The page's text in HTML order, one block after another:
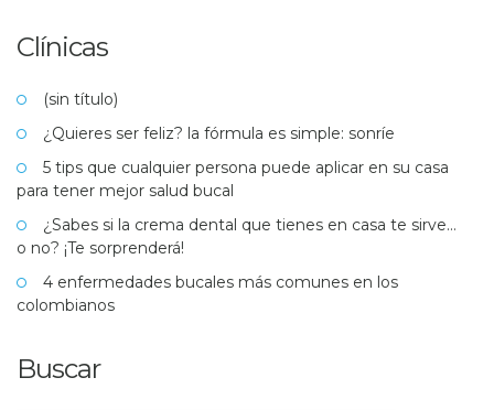
Clínicas
(sin título)
¿Quieres ser feliz? la fórmula es simple: sonríe
5 tips que cualquier persona puede aplicar en su casa
para tener mejor salud bucal
¿Sabes si la crema dental que tienes en casa te sirve…
o no? ¡Te sorprenderá!
4 enfermedades bucales más comunes en los
colombianos
Buscar